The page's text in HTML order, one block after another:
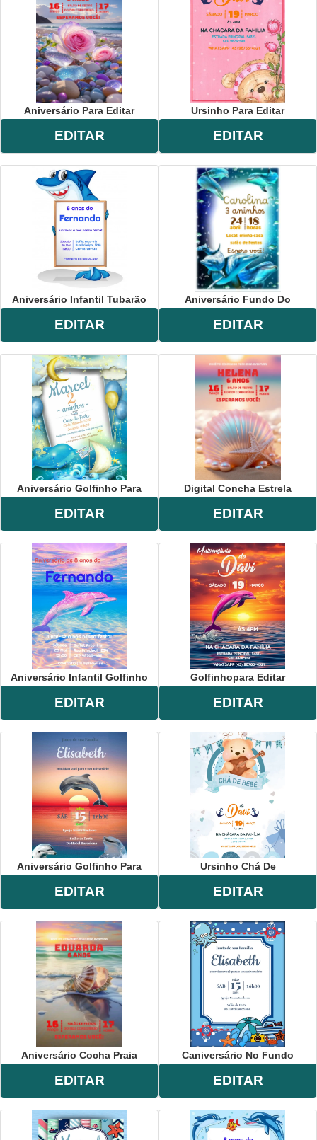
Aniversário Para Editar
EDITAR
Ursinho Para Editar
EDITAR
Aniversário Infantil Tubarão
EDITAR
Aniversário Fundo Do
EDITAR
Aniversário Golfinho Para
EDITAR
Digital Concha Estrela
EDITAR
Aniversário Infantil Golfinho
EDITAR
Golfinhopara Editar
EDITAR
Aniversário Golfinho Para
EDITAR
Ursinho Chá De
EDITAR
Aniversário Cocha Praia
EDITAR
Caniversário No Fundo
EDITAR